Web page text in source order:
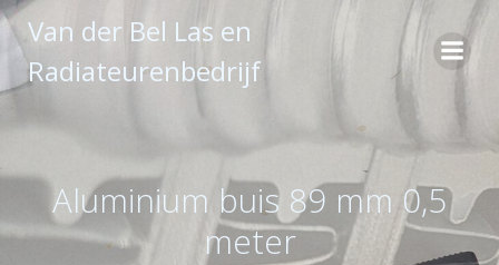
Ga
naar
inhoud
Van der Bel Las en
Radiateurenbedrijf
Aluminium buis 89 mm 0,5
meter